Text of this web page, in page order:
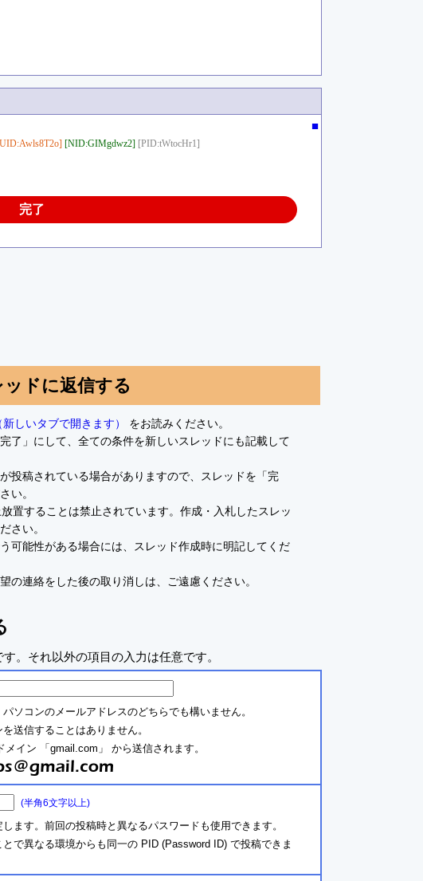
■
[NID:GIMgdwz2] [PID:tWtocHr1]
完了
ドに返信する
しいタブで開きます）
をお読みください。
了」にして、全ての条件を新しいスレッドにも記載して
投稿されている場合がありますので、スレッドを「完
い。
置することは禁止されています。作成・入札したスレッ
さい。
可能性がある場合には、スレッド作成時に明記してくだ
の連絡をした後の取り消しは、ご遠慮ください。
。それ以外の項目の入力は任意です。
ソコンのメールアドレスのどちらでも構いません。
送信することはありません。
イン 「gmail.com」 から送信されます。
(半角6文字以上)
ます。前回の投稿時と異なるパスワードも使用できます。
で異なる環境からも同一の PID (Password ID) で投稿できま